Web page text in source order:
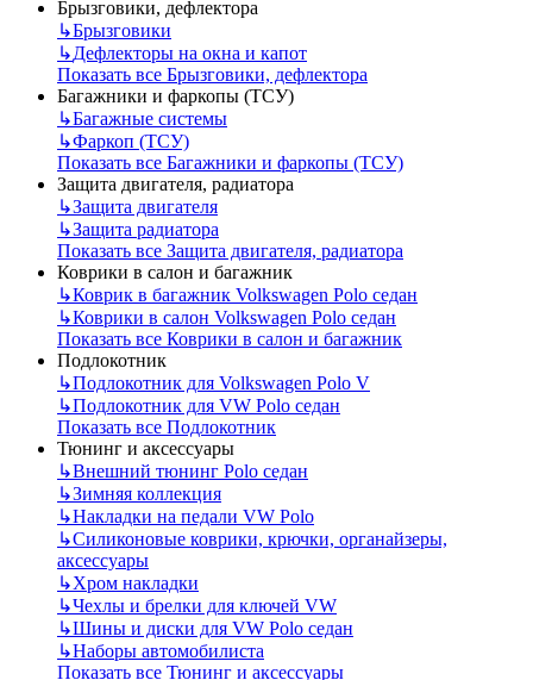
Брызговики, дефлектора
↳Брызговики
↳Дефлекторы на окна и капот
Показать все Брызговики, дефлектора
Багажники и фаркопы (ТСУ)
↳Багажные системы
↳Фаркоп (ТСУ)
Показать все Багажники и фаркопы (ТСУ)
Защита двигателя, радиатора
↳Защита двигателя
↳Защита радиатора
Показать все Защита двигателя, радиатора
Коврики в салон и багажник
↳Коврик в багажник Volkswagen Polo седан
↳Коврики в салон Volkswagen Polo седан
Показать все Коврики в салон и багажник
Подлокотник
↳Подлокотник для Volkswagen Polo V
↳Подлокотник для VW Polo седан
Показать все Подлокотник
Тюнинг и аксессуары
↳Внешний тюнинг Polo седан
↳Зимняя коллекция
↳Накладки на педали VW Polo
↳Силиконовые коврики, крючки, органайзеры,
аксессуары
↳Хром накладки
↳Чехлы и брелки для ключей VW
↳Шины и диски для VW Polo седан
↳Наборы автомобилиста
Показать все Тюнинг и аксессуары